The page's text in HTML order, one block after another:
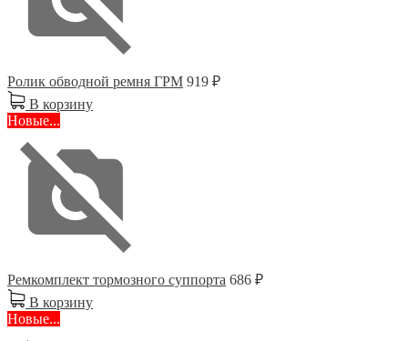
Ролик обводной ремня ГРМ 919 ₽
В корзину
Новые...
Ремкомплект тормозного суппорта 686 ₽
В корзину
Новые...